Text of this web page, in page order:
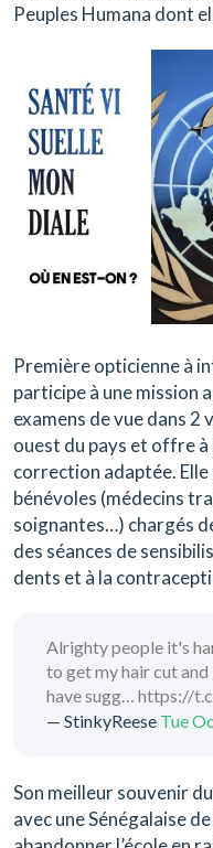
Peuples Humana dont
Première opticienne à
participe à une mission
examens de vue dans 2
ouest du pays et offre
correction adaptée.
bénévoles (médecins
soignantes…) chargés
des séances de
dents et à la
Alrighty people it's
to get my hair cut
have sugg… https://
— StinkyReese Tue
Son meilleur souvenir
avec une Sénégalaise